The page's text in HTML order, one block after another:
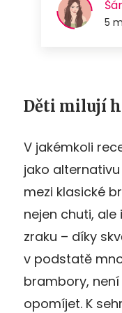
Děti milují
V jakémkoli
jako
mezi klasické
nejen chuti,
zraku – díky
v podstatě
brambory,
opomíjet. K